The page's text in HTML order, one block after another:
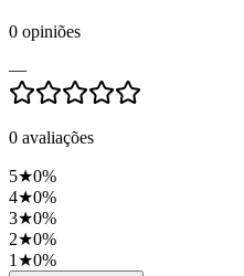
0 opiniões
—
0 avaliações
5★0%
4★0%
3★0%
2★0%
1 ★0%